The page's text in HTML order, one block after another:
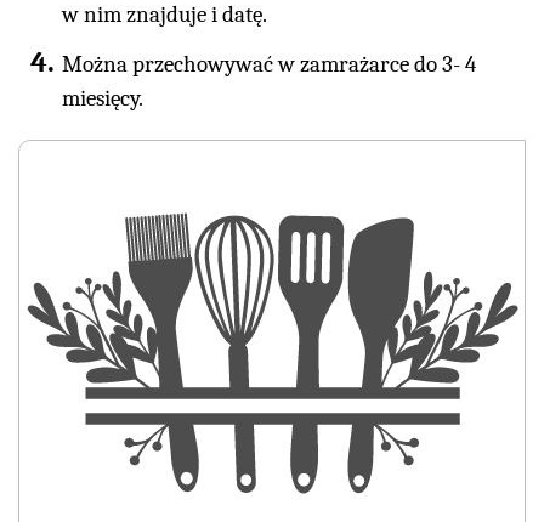
w nim znajduje i datę.
Można przechowywać w zamrażarce do 3- 4
miesięcy.